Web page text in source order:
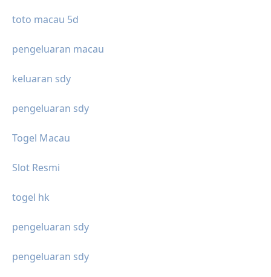
toto macau 5d
pengeluaran macau
keluaran sdy
pengeluaran sdy
Togel Macau
Slot Resmi
togel hk
pengeluaran sdy
pengeluaran sdy